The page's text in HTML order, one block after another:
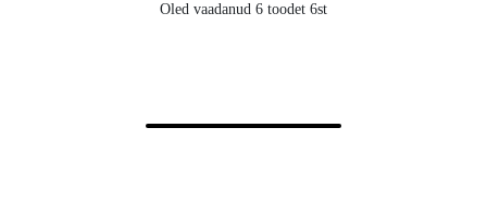
Oled vaadanud 6 toodet 6st